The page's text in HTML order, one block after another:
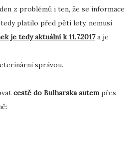
z problémů i ten, že se informace
platilo před pěti lety, nemusí
je tedy aktuální k 11.7.2017a je
správou.
cestě do Bulharska autempřes